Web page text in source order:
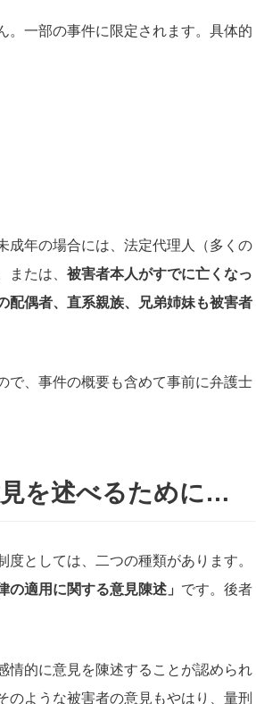
。一部の事件に限定されます。具体的
成年の場合には、法定代理人（多くの
たは、 被害者本人がすでに亡くなっ
配偶者、直系親族、兄弟姉妹も被害者
で、事件の概要も含めて事前に弁護士
を述べるために…
としては、二つの種類があります。
の適用に関する意見陳述」 です。後者
情的に意見を陳述することが認められ
のような被害者の意見もやはり、量刑